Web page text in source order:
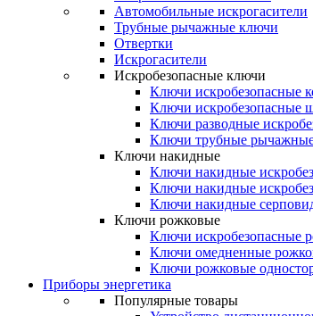
Автомобильные искрогасители
Трубные рычажные ключи
Отвертки
Искрогасители
Искробезопасные ключи
Ключи искробезопасные
Ключи искробезопасные
Ключи разводные
Ключи трубные
Ключи накидные
Ключи накидные
Ключи накидные
Ключи накидные
Ключи рожковые
Ключи искробезопасные
Ключи омедненные
Ключи рожковые
Приборы энергетика
Популярные товары